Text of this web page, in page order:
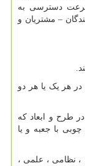
دسترسی به
– مشتریان و
هر یک یا هر دو
طرح و ابعاد که
با جعبه و یا
، نظامی ، علمی ،